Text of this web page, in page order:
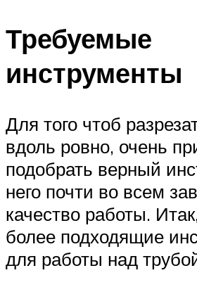
Требуемые
инструменты
Для того чтоб
вдоль ровно, очень
подобрать верный
него почти во всем
качество работы.
более подходящие
для работы над